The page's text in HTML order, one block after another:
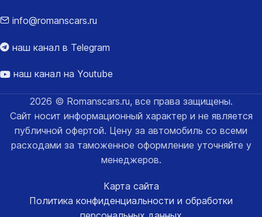
info@romanscars.ru
наш канал в Telegram
наш канал на Youtube
2026 © Romanscars.ru, все права защищены.
Сайт носит информационный характер и не является
публичной офертой. Цену за автомобиль со всеми
расходами за таможенное оформление уточняйте у
менеджеров.
Карта сайта
Политика конфиденциальности и обработки